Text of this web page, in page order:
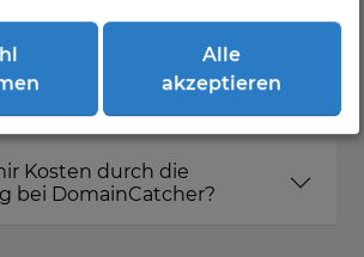
Kosten durch die
bei DomainCatcher?
Alle
akzeptieren